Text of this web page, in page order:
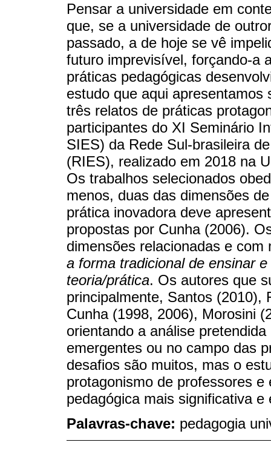
Pensar a universidade em
que, se a universidade de
passado, a de hoje se vê
futuro imprevisível, forçando-a
práticas pedagógicas
estudo que aqui
três relatos de práticas
participantes do XI Seminário
SIES) da Rede Sul-brasileira
(RIES), realizado em 2018 na
Os trabalhos selecionados
menos, duas das dimensões
prática inovadora deve
propostas por Cunha (2006).
dimensões relacionadas e
a forma tradicional de ensinar
teoria/prática. Os autores que
principalmente, Santos (2010),
Cunha (1998, 2006), Morosini
orientando a análise
emergentes ou no campo das
desafios são muitos, mas o
protagonismo de professores
pedagógica mais significativa e
Palavras-chave: pedagogia